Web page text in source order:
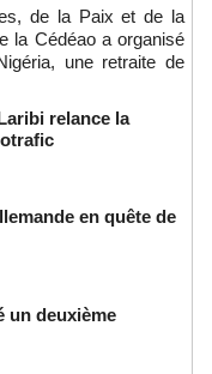
de la Paix et de la
la Cédéao a organisé
une retraite de
relance la
en quête de
un deuxième